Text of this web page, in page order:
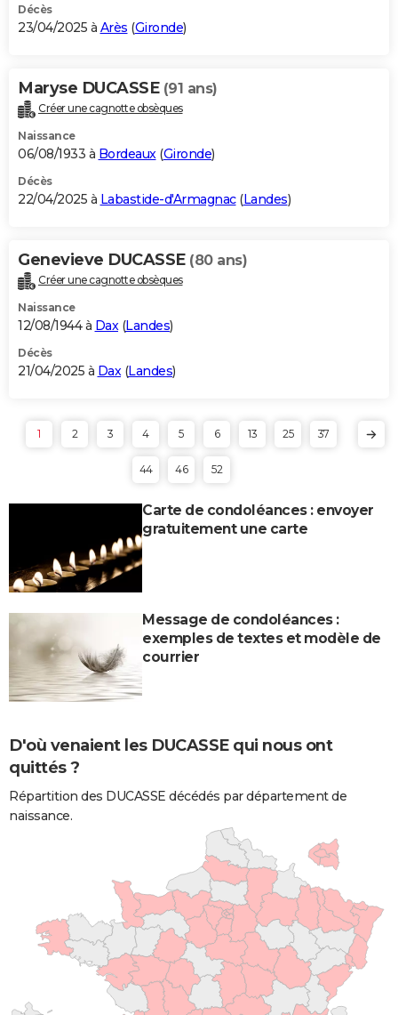
Décès
23/04/2025 à Arès (Gironde)
Maryse DUCASSE (91 ans)
Créer une cagnotte obsèques
Naissance
06/08/1933 à Bordeaux(Gironde)
Décès
22/04/2025 à Labastide-d'Armagnac(Landes)
Genevieve DUCASSE (80 ans)
Créer une cagnotte obsèques
Naissance
12/08/1944 à Dax (Landes)
Décès
21/04/2025 à Dax (Landes)
1 2 3 4 5 6 13 25 37
44 46 52
Carte de condoléances : envoyer
gratuitement une carte
Message de condoléances :
exemples de textes et modèle de
courrier
D'où venaient les DUCASSE qui nous ont
quittés ?
Répartition des DUCASSE décédés par département de
naissance.